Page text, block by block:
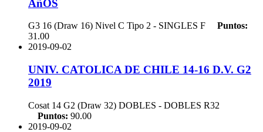
AñOS
G3 16 (Draw 16) Nivel C Tipo 2 - SINGLES F
Puntos:
31.00
2019-09-02
UNIV. CATOLICA DE CHILE 14-16 D.V. G2
2019
Cosat 14 G2 (Draw 32) DOBLES - DOBLES R32
Puntos: 90.00
2019-09-02